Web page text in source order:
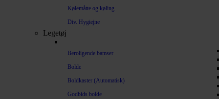
Kølemåtte og køling
Div. Hygiejne
Legetøj
Beroligende bamser
Bolde
Boldkaster (Automatisk)
Godbids bolde